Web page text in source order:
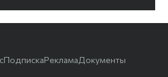
ПодпискаРекламаДокументы